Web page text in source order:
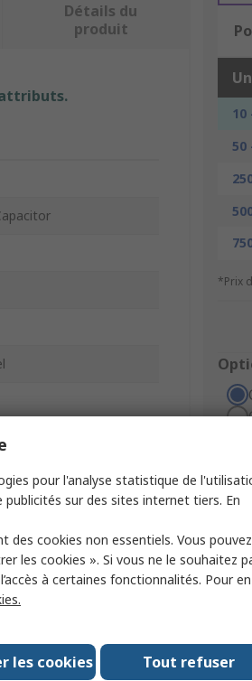
10
50
*Prix
Détails du
produit
pour l'analyse statistique de
sur des sites internet tiers. En
cookies non essentiels. Vous pouvez
les cookies ». Si vous ne le souhaitez
à certaines fonctionnalités. Pour en
les cookies Tout refuser